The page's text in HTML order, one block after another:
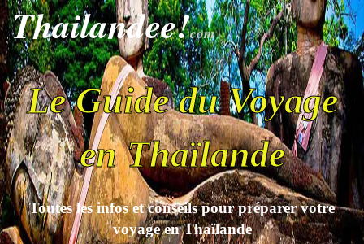
Thailandee!com
Le Guide du Voyage
en Thaïlande
Toutes les infos et conseils pour préparer votre
voyage en Thaïlande